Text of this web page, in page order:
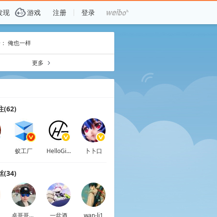
现 G游戏 注册 登录
俺也一样
更多 a
(62)
蚁工厂 HelloGitHub 卜卜口
(34)
卓哥哥WZY 一盆酒 wan-li1